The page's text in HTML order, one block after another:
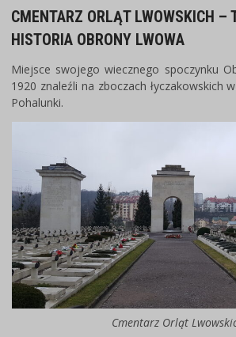
CMENTARZ ORLĄT LWOWSKICH –
HISTORIA OBRONY LWOWA
Miejsce swojego wiecznego spoczynku
1920 znaleźli na zboczach łyczakowskich
Pohalunki.
Cmentarz Orląt